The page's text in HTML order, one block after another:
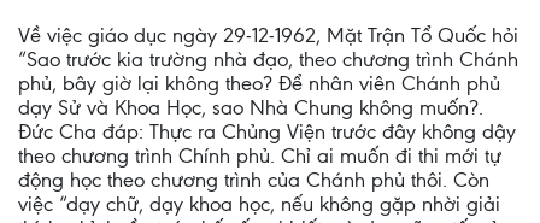
Về việc giáo dục ngày 29-12-1962, Mặt Trận Tổ Quốc hỏi
“Sao trước kia trường nhà đạo, theo chương trình Chánh
phủ, bây giờ lại không theo? Để nhân viên Chánh phủ
dạy Sử và Khoa Học, sao Nhà Chung không muốn?.
Đức Cha đáp: Thực ra Chủng Viện trước đây không dậy
theo chương trình Chính phủ. Chỉ ai muốn đi thi mới tự
động học theo chương trình của Chánh phủ thôi. Còn
việc “dạy chữ, dạy khoa học, nếu không gặp nhời giải